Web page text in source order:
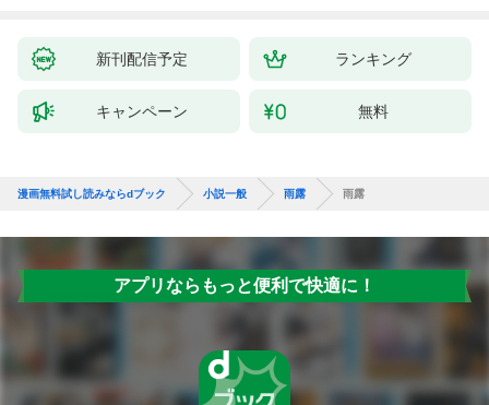
新刊配信予定 ランキング
キャンペーン 無料
漫画無料試し読みならdブック 小説一般 雨露 雨露
アプリならもっと便利で快適に！